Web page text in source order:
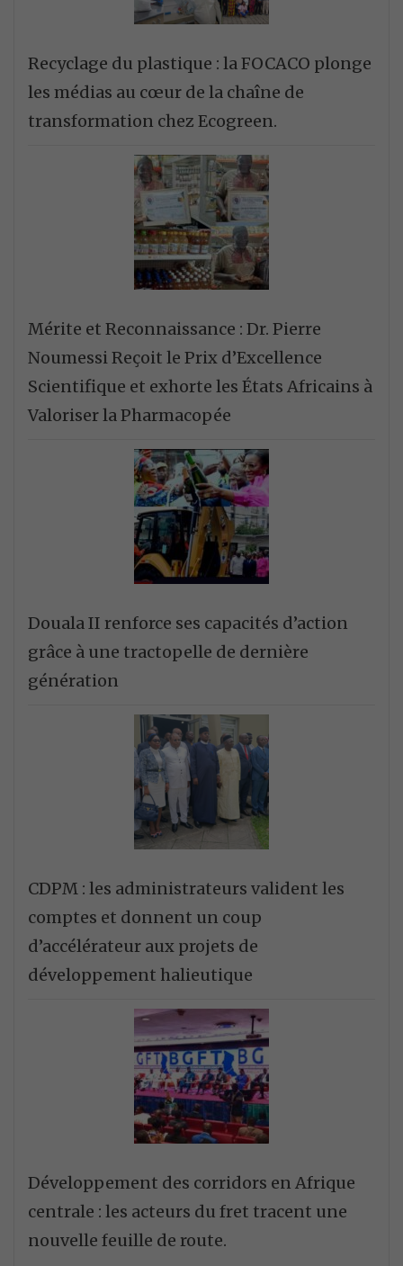
Recyclage du plastique : la FOCACO plonge
les médias au cœur de la chaîne de
transformation chez Ecogreen.
Mérite et Reconnaissance : Dr. Pierre
Noumessi Reçoit le Prix d’Excellence
Scientifique et exhorte les États Africains à
Valoriser la Pharmacopée
Douala II renforce ses capacités d’action
grâce à une tractopelle de dernière
génération
CDPM : les administrateurs valident les
comptes et donnent un coup
d’accélérateur aux projets de
développement halieutique
Développement des corridors en Afrique
centrale : les acteurs du fret tracent une
nouvelle feuille de route.